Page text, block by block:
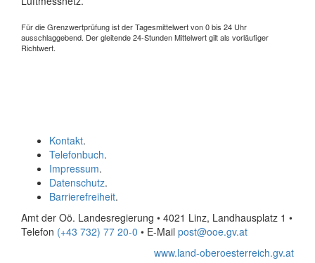
Für die Grenzwertprüfung ist der Tagesmittelwert von 0 bis 24 Uhr
ausschlaggebend. Der gleitende 24-Stunden Mittelwert gilt als vorläufiger
Richtwert.
Kontakt.
Telefonbuch.
Impressum.
Datenschutz.
Barrierefreiheit.
Amt der Oö. Landesregierung • 4021 Linz, Landhausplatz 1 •
Telefon (+43 732) 77 20-0 • E-Mail post@ooe.gv.at
www.land-oberoesterreich.gv.at